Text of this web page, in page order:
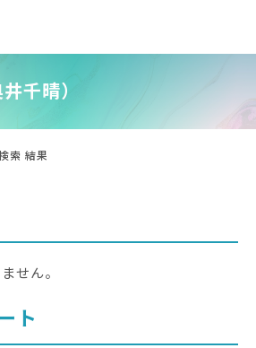
千晴）
索 結果
せん。
ト